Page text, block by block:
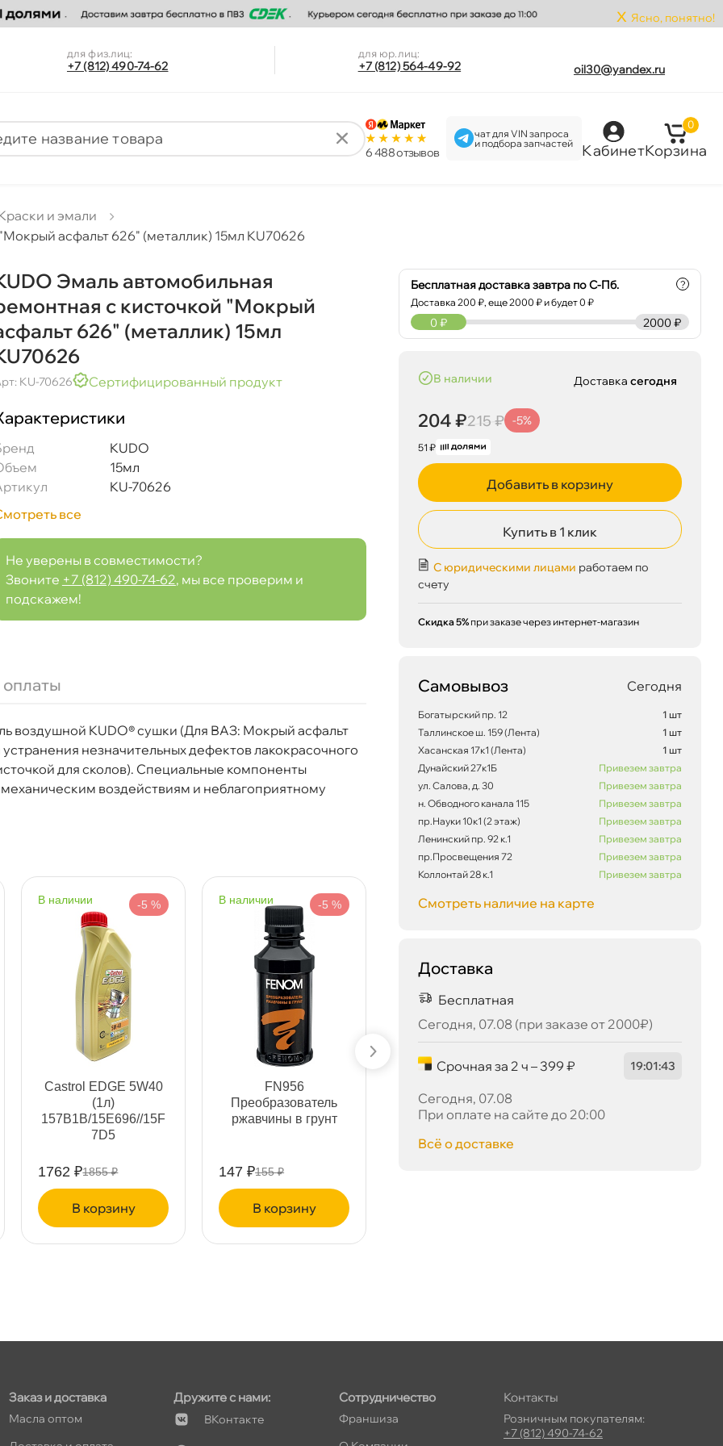
x Ясно, понятно!
для физ.лиц:
+7 (812) 490-74-62
для юр.лиц:
+7 (812) 564-49-92 oil30@yandex.ru
6 488 отзыво
чат для VIN запроса
и подбора запчастей
Кабинет
0
Корзина
и эмали
асфальт 626" (металлик) 15мл KU70626
Эмаль автомобильная
с кисточкой "Мокрый
626" (металлик) 15мл
KU-70626 Сертифицированный продукт
KUDO
15мл
KU-70626
все
Не уверены в совместимости?
Звоните +7 (812) 490-74-62, мы все проверим и
подскажем!
воздушной KUDO® сушки (Для ВАЗ: Мокрый асфальт
незначительных дефектов лакокрасочного
для сколов). Специальные компоненты
воздействиям и неблагоприятному
наличии -5 %
Castrol EDGE 5W40
(1л)
157B1B/15E696//15F
7D5
1762 ₽1855 ₽
корзину
наличии -5 %
FN956
Преобразователь
ржавчины в грунт
147 ₽155 ₽
корзину
Бесплатная доставка завтра по С-Пб.
Доставка200 ₽, еще2000 ₽ и будет 0 ₽
?
2000 ₽
0 ₽
наличии
204 ₽215 ₽ -5%
51 ₽
Доставкасегодня
Добавить в корзину
Купить в 1 клик
С юридическими лицами работаем по
счету
Скидка 5% при заказе через интернет-магазин
Самовывоз Сегодня
Богатырский пр. 12
1 шт
Таллинское ш. 159 (Лента)
1 шт
Хасанская 17к1 (Лента)
1 шт
Дунайский 27к1Б
Привезем завтра
ул. Салова, д. 30
Привезем завтра
н. Обводного канала 115
Привезем завтра
пр.Науки 10к1 (2 этаж)
Привезем завтра
Ленинский пр. 92 к.1
Привезем завтра
пр.Просвещения 72
Привезем завтра
Коллонтай 28 к.1
Привезем завтра
Смотреть наличие на карте
Доставка
Бесплатная
Сегодня, 07.08 (при заказе от 2000₽)
Срочная за 2 ч – 399 ₽ 19:01:42
Сегодня, 07.08
При оплате на сайте до 20:00
сё о доставке
07.08 (при заказе от 2000₽) Срочная за 2 ч – 399 ₽
Заказ и доставка
Масла оптом
Дружите с нами:
Контакте
Сотрудничество
Франшиза
Контакты
Розничным покупателям:
+7 (812) 490-74-62